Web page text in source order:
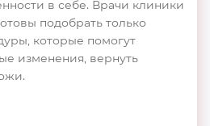
в себе. Врачи клиники
подобрать только
которые помогут
изменения, вернуть